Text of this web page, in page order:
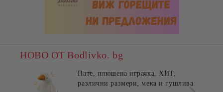
НОВО ОТ Bodlivko. bg
Пате, плюшена играчка, ХИТ,
различни размери, мека и гушлива